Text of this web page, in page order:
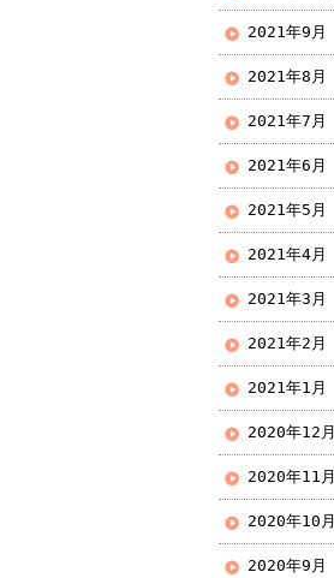
2021年9月
2021年8月
2021年7月
2021年6月
2021年5月
2021年4月
2021年3月
2021年2月
2021年1月
2020年12月
2020年11月
2020年10月
2020年9月